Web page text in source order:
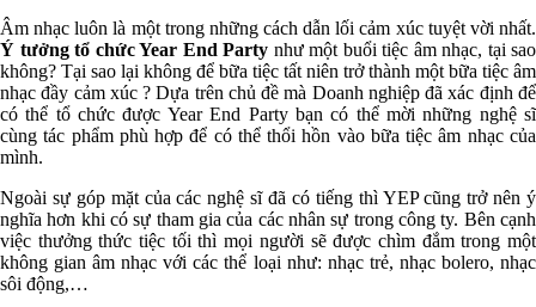
Âm nhạc luôn là một trong những cách dẫn lối cảm xúc tuyệt vời nhất.
Ý tưởng tổ chức Year End Party như một buổi tiệc âm nhạc, tại sao
không? Tại sao lại không để bữa tiệc tất niên trở thành một bữa tiệc âm
nhạc đầy cảm xúc ? Dựa trên chủ đề mà Doanh nghiệp đã xác định để
có thể tổ chức được Year End Party bạn có thể mời những nghệ sĩ
cùng tác phẩm phù hợp để có thể thổi hồn vào bữa tiệc âm nhạc của
mình.
Ngoài sự góp mặt của các nghệ sĩ đã có tiếng thì YEP cũng trở nên ý
nghĩa hơn khi có sự tham gia của các nhân sự trong công ty. Bên cạnh
việc thưởng thức tiệc tối thì mọi người sẽ được chìm đắm trong một
không gian âm nhạc với các thể loại như: nhạc trẻ, nhạc bolero, nhạc
sôi động,…